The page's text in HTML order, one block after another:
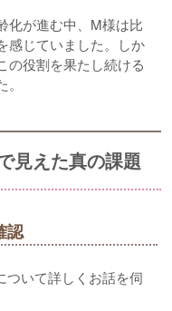
化が進む中、M様は比
感じていました。しか
の役割を果たし続ける
見えた真の課題
認
ついて詳しくお話を伺